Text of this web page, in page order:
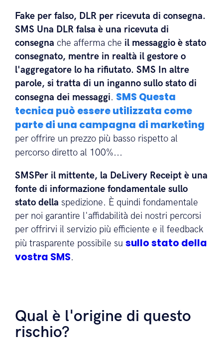
Fake per falso, DLR per ricevuta di consegna.
SMS Una DLR falsa è una ricevuta di
consegna che afferma che il messaggio è stato
consegnato, mentre in realtà il gestore o
l'aggregatore lo ha rifiutato. SMS In altre
parole, si tratta di un inganno sullo stato di
consegna dei messaggi. SMS Questa
tecnica può essere utilizzata come
parte di una campagna di marketing
per offrire un prezzo più basso rispetto al
percorso diretto al 100%...
SMSPer il mittente, la DeLivery Receipt è una
fonte di informazione fondamentale sullo
stato della spedizione. È quindi fondamentale
per noi garantire l'affidabilità dei nostri percorsi
per offrirvi il servizio più efficiente e il feedback
più trasparente possibile su sullo stato della
vostra SMS.
Qual è l'origine di questo
rischio?